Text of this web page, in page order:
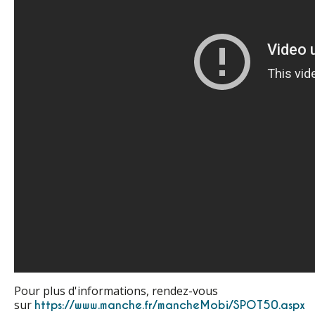
Pour plus d'informations, rendez-vous
sur https://www.manche.fr/mancheMobi/SPOT50.aspx